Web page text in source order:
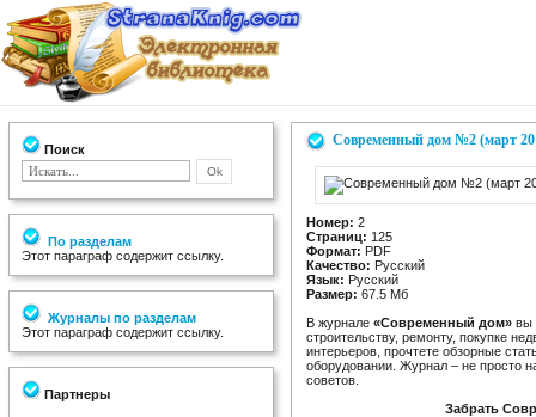
Поиск
По разделам
Этот параграф содержит ссылку.
Журналы по разделам
Этот параграф содержит ссылку.
Партнеры
Современный дом №2 (март
Номер: 2
Страниц: 125
Формат: PDF
Качество: Русский
Язык: Русский
Размер: 67.5 Мб
В журнале «Современный дом» вы
строительству, ремонту, покупке
интерьеров, прочтете обзорные
оборудовании. Журнал – не просто
советов.
Забрать